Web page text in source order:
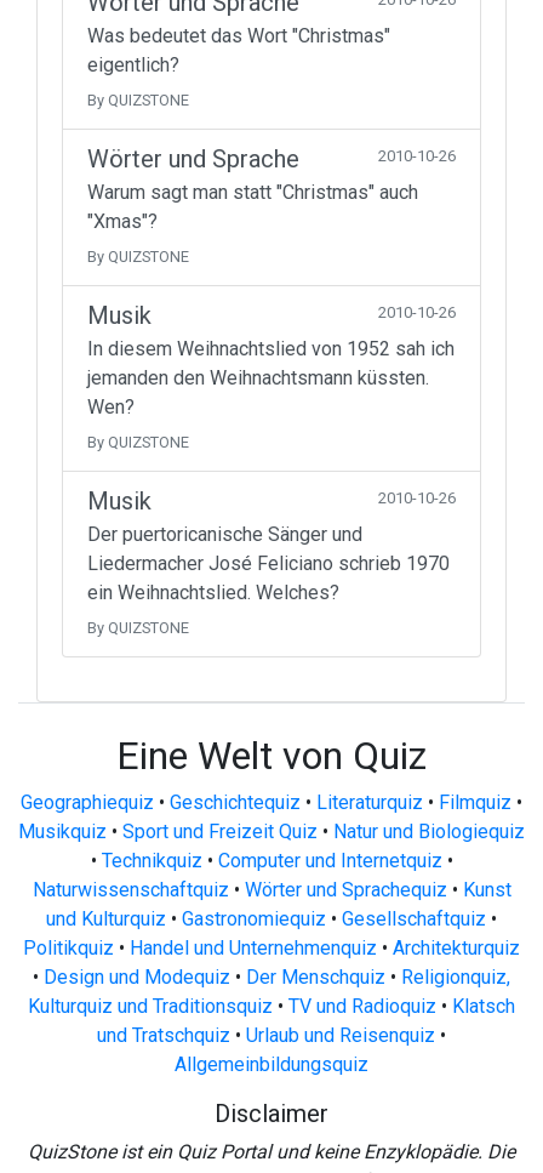
Was bedeutet das Wort "Christmas"
eigentlich?
By QUIZSTONE
Wörter und Sprache 2010-10-26
Warum sagt man statt "Christmas" auch
"Xmas"?
By QUIZSTONE
Musik 2010-10-26
In diesem Weihnachtslied von 1952 sah ich
jemanden den Weihnachtsmann küssten.
Wen?
By QUIZSTONE
Musik 2010-10-26
Der puertoricanische Sänger und
Liedermacher José Feliciano schrieb 1970
ein Weihnachtslied. Welches?
By QUIZSTONE
Eine Welt von Quiz
Geographiequiz • Geschichtequiz • Literaturquiz • Filmquiz •
Musikquiz • Sport und Freizeit Quiz • Natur und Biologiequiz
• Technikquiz • Computer und Internetquiz •
Naturwissenschaftquiz • Wörter und Sprachequiz • Kunst
und Kulturquiz • Gastronomiequiz • Gesellschaftquiz •
Politikquiz • Handel und Unternehmenquiz • Architekturquiz
• Design und Modequiz • Der Menschquiz • Religionquiz,
Kulturquiz und Traditionsquiz • TV und Radioquiz • Klatsch
und Tratschquiz • Urlaub und Reisenquiz •
Allgemeinbildungsquiz
Disclaimer
QuizStone ist ein Quiz Portal und keine Enzyklopädie. Die